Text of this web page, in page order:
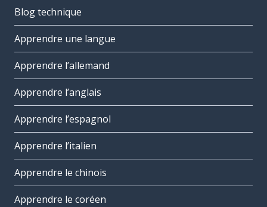
Blog technique
Apprendre une langue
Apprendre l’allemand
Apprendre l’anglais
Apprendre l’espagnol
Apprendre l’italien
Apprendre le chinois
Apprendre le coréen